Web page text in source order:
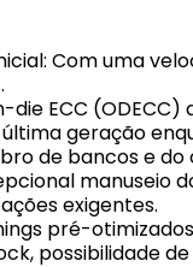
Com uma
ECC
geração
de bancos e
manuseio
exigentes.
pré-
possibilidade